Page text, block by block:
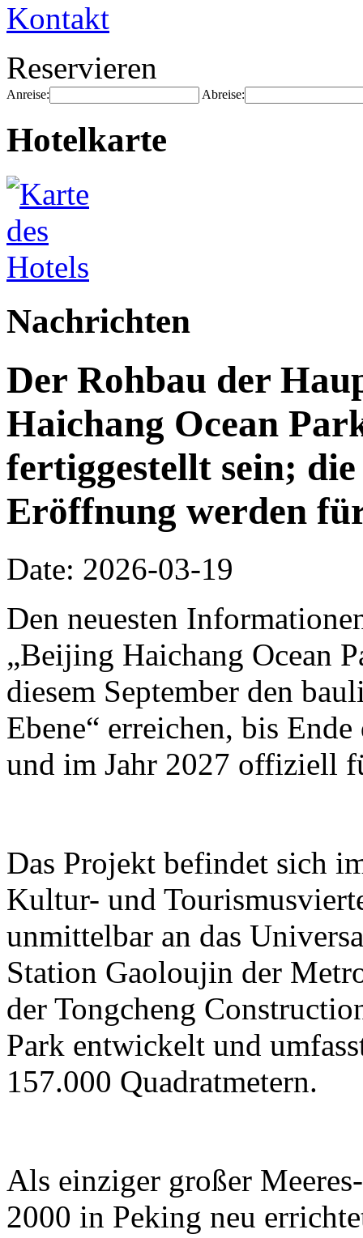
Kontakt
Reservieren
Anreise: Abreise:
Hotelkarte
Nachrichten
Der Rohbau der
Haichang Ocean
fertiggestellt sein;
Eröffnung werden
Date: 2026-03-19
Den neuesten
„Beijing Haichang Ocean
diesem September den
Ebene“ erreichen, bis
und im Jahr 2027 offiziell
Das Projekt befindet sich
Kultur- und
unmittelbar an das
Station Gaoloujin der
der Tongcheng
Park entwickelt und
157.000 Quadratmetern.
Als einziger großer
2000 in Peking neu